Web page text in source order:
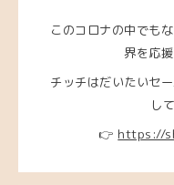
このコロナの中でも
界を応
チッチはだいたいセ
し
👉 https://